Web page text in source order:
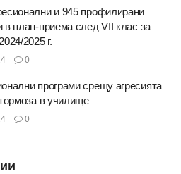
и 945 профилирани
в план-приема след VII клас за
2025 г.
0
програми срещу агресията
в училище
0